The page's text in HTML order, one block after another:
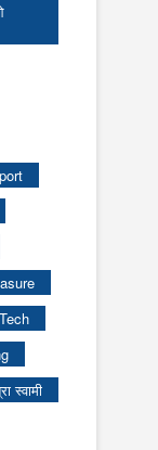
Tech
स्वामी